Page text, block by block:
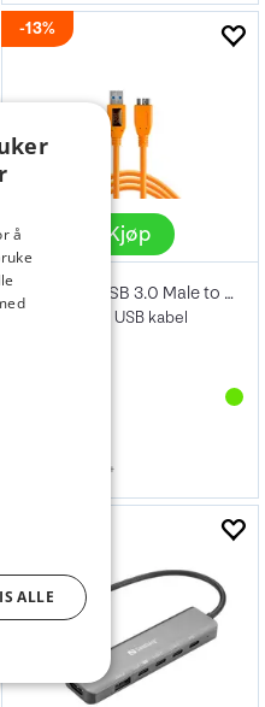
13%
Kjøp
TetherPro USB 3.0 Male to Micro-B 4.6m
4,6 m orange USB kabel
109454
å
ALLE